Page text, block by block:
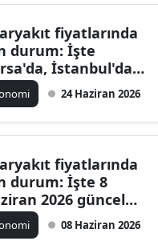
fiyatlarında
durum: İşte
İstanbul'da
2026 güncel
motorin ve LPG
24 Haziran 2026
fiyatlarında
durum: İşte 8
2026 güncel
motorin ve LPG
08 Haziran 2026